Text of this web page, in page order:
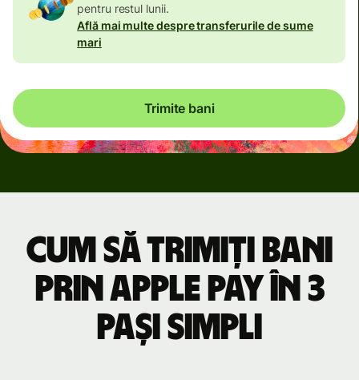
pentru restul lunii.
Află mai multe despre transferurile de sume
mari
Trimite bani
Cum să trimiți bani
prin Apple Pay în 3
pași simpli